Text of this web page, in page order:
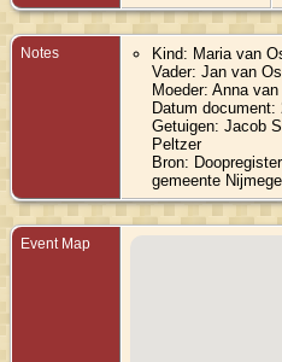
Notes
Kind: Maria van
Vader: Jan van
Moeder: Anna
Datum document:
Getuigen: Jacob
Peltzer
Bron:
gemeente
Event Map